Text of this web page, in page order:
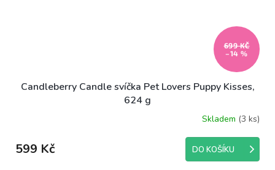
699 KČ
–14 %
Candleberry Candle svíčka Pet Lovers Puppy Kisses,
624 g
Skladem (3 ks)
599 Kč DO KOŠÍKU